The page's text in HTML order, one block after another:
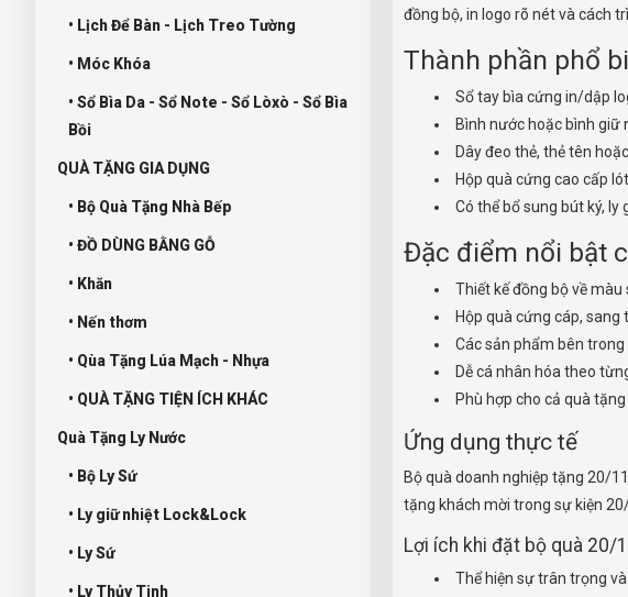
• Lịch Để Bàn - Lịch Treo Tường
• Móc Khóa
• Sổ Bìa Da - Sổ Note - Sổ Lòxò - Sổ Bìa
Bồi
QUÀ TẶNG GIA DỤNG
• Bộ Quà Tặng Nhà Bếp
• ĐỒ DÙNG BẰNG GỖ
• Khăn
• Nến thơm
• Qùa Tặng Lúa Mạch - Nhựa
• QUÀ TẶNG TIỆN ÍCH KHÁC
Quà Tặng Ly Nước
• Bộ Ly Sứ
• Ly giữ nhiệt Lock&Lock
• Ly Sứ
• Ly Thủy Tinh
đồng bộ, in logo rõ nét và cách
Thành phần phổ
Sổ tay bìa cứng in/dập
Bình nước hoặc bình giữ
Dây đeo thẻ, thẻ tên
Hộp quà cứng cao cấp
Có thể bổ sung bút ký,
Đặc điểm nổi bật
Thiết kế đồng bộ về màu
Hộp quà cứng cáp, sang
Các sản phẩm bên
Dễ cá nhân hóa theo
Phù hợp cho cả quà
Ứng dụng thực tế
Bộ quà doanh nghiệp tặng 20/
tặng khách mời trong sự kiện
Lợi ích khi đặt bộ quà 20/
Thể hiện sự trân trọng